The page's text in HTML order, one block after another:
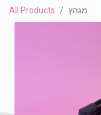
All Products מגהץ